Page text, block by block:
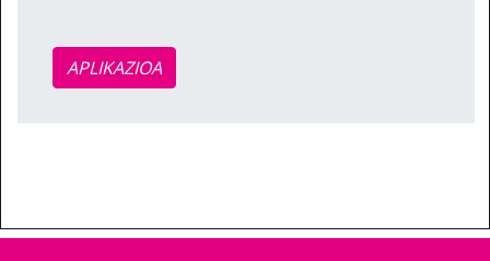
APLIKAZIOA